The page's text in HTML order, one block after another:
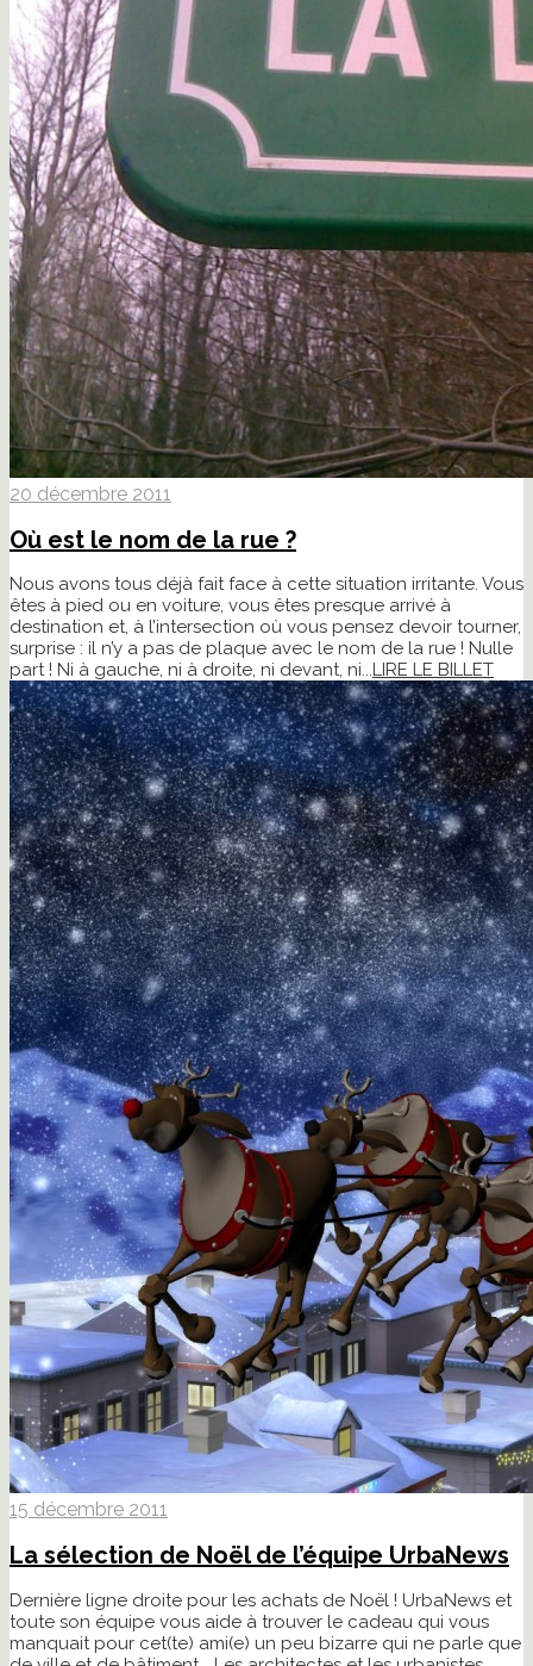
20 décembre 2011
Où est le nom de la rue ?
Nous avons tous déjà fait face à cette situation irritante. Vous
êtes à pied ou en voiture, vous êtes presque arrivé à
destination et, à l’intersection où vous pensez devoir tourner,
surprise : il n’y a pas de plaque avec le nom de la rue ! Nulle
part ! Ni à gauche, ni à droite, ni devant, ni...LIRE LE BILLET
15 décembre 2011
La sélection de Noël de l’équipe UrbaNews
Dernière ligne droite pour les achats de Noël ! UrbaNews et
toute son équipe vous aide à trouver le cadeau qui vous
manquait pour cet(te) ami(e) un peu bizarre qui ne parle que